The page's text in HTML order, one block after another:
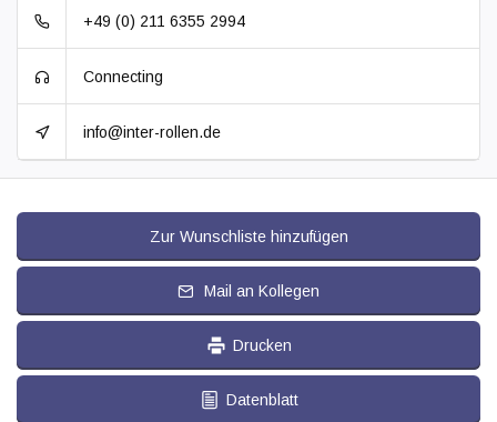
+49 (0) 211 6355 2994
Connecting
info@inter-rollen.de
Zur Wunschliste hinzufügen
Mail an Kollegen
Drucken
Datenblatt